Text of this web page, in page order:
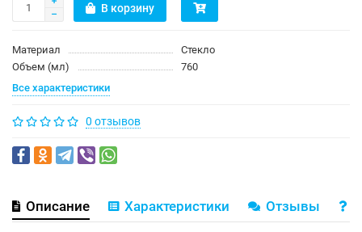
В корзину
Материал
Стекло
Объем (мл)
760
Все характеристики
0 отзывов
Описание Характеристики Отзывы